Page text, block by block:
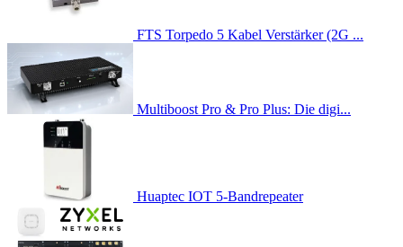
FTS Torpedo 5 Kabel Verstärker (2G ...
Multiboost Pro & Pro Plus: Die digi...
Huaptec IOT 5-Bandrepeater